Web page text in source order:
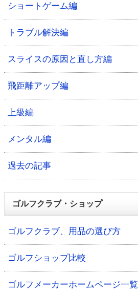
ショートゲーム編
トラブル解決編
スライスの原因と直し方編
飛距離アップ編
上級編
メンタル編
過去の記事
ゴルフクラブ・ショップ
ゴルフクラブ、用品の選び方
ゴルフショップ比較
ゴルフメーカーホームページ一覧